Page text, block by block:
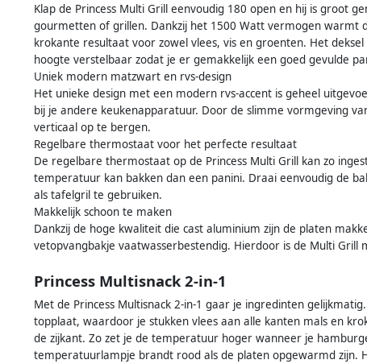
Klap de Princess Multi Grill eenvoudig 180 open en hij is groot
gourmetten of grillen. Dankzij het 1500 Watt vermogen warmt
krokante resultaat voor zowel vlees, vis en groenten. Het
hoogte verstelbaar zodat je er gemakkelijk een goed gevulde
Uniek modern matzwart en rvs-design
Het unieke design met een modern rvs-accent is geheel
bij je andere keukenapparatuur. Door de slimme vormgeving
verticaal op te bergen.
Regelbare thermostaat voor het perfecte resultaat
De regelbare thermostaat op de Princess Multi Grill kan zo
temperatuur kan bakken dan een panini. Draai eenvoudig de
als tafelgril te gebruiken.
Makkelijk schoon te maken
Dankzij de hoge kwaliteit die cast aluminium zijn de platen
vetopvangbakje vaatwasserbestendig. Hierdoor is de Multi Grill
Princess Multisnack 2-in-1
Met de Princess Multisnack 2-in-1 gaar je ingredinten
topplaat, waardoor je stukken vlees aan alle kanten mals en
de zijkant. Zo zet je de temperatuur hoger wanneer je
temperatuurlampje brandt rood als de platen opgewarmd zijn.